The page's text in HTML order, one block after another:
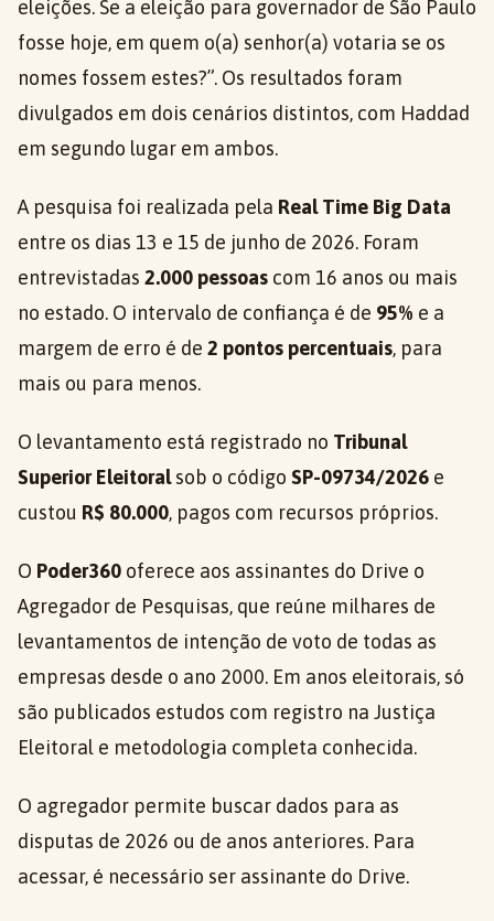
eleições. Se a eleição para governador de São Paulo
fosse hoje, em quem o(a) senhor(a) votaria se os
nomes fossem estes?”. Os resultados foram
divulgados em dois cenários distintos, com Haddad
em segundo lugar em ambos.
A pesquisa foi realizada pela Real Time Big Data
entre os dias 13 e 15 de junho de 2026. Foram
entrevistadas 2.000 pessoas com 16 anos ou mais
no estado. O intervalo de confiança é de 95% e a
margem de erro é de 2 pontos percentuais, para
mais ou para menos.
O levantamento está registrado no Tribunal
Superior Eleitoralsob o código SP-09734/2026 e
custou R$ 80.000, pagos com recursos próprios.
O Poder360 oferece aos assinantes do Drive o
Agregador de Pesquisas, que reúne milhares de
levantamentos de intenção de voto de todas as
empresas desde o ano 2000. Em anos eleitorais, só
são publicados estudos com registro na Justiça
Eleitoral e metodologia completa conhecida.
O agregador permite buscar dados para as
disputas de 2026 ou de anos anteriores. Para
acessar, é necessário ser assinante do Drive.